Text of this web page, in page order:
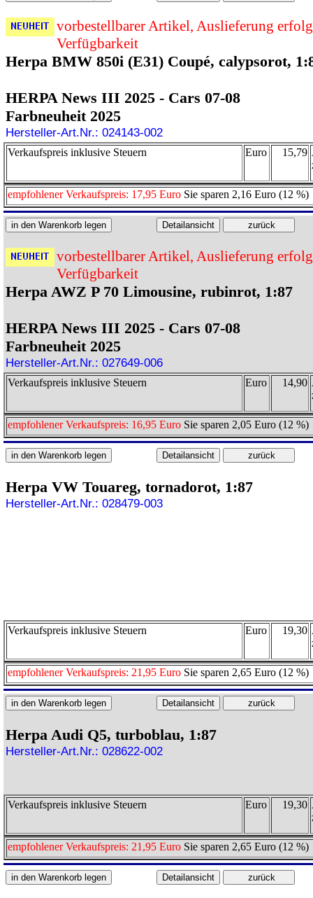
vorbestellbarer Artikel, Auslieferung
Verfügbarkeit
Herpa BMW 850i (E31) Coupé, calypsorot,
HERPA News III 2025 - Cars 07-08
Farbneuheit 2025
Hersteller-Art.Nr.: 024143-002
Verkaufspreis inklusive Steuern Euro 15,79
empfohlener Verkaufspreis: 17,95 Euro Sie sparen 2,16 Euro (12 %)
vorbestellbarer Artikel, Auslieferung
Verfügbarkeit
Herpa AWZ P 70 Limousine, rubinrot, 1:87
HERPA News III 2025 - Cars 07-08
Farbneuheit 2025
Hersteller-Art.Nr.: 027649-006
Verkaufspreis inklusive Steuern Euro 14,90
empfohlener Verkaufspreis: 16,95 Euro Sie sparen 2,05 Euro (12 %)
Herpa VW Touareg, tornadorot, 1:87
Hersteller-Art.Nr.: 028479-003
Verkaufspreis inklusive Steuern Euro 19,30
empfohlener Verkaufspreis: 21,95 Euro Sie sparen 2,65 Euro (12 %)
Herpa Audi Q5, turboblau, 1:87
Hersteller-Art.Nr.: 028622-002
Verkaufspreis inklusive Steuern Euro 19,30
empfohlener Verkaufspreis: 21,95 Euro Sie sparen 2,65 Euro (12 %)